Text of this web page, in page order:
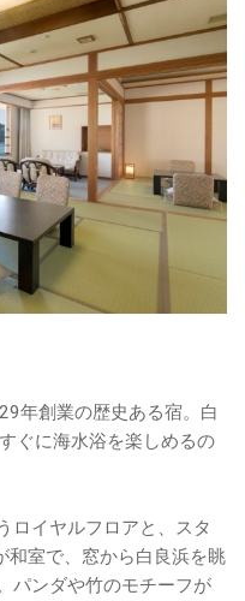
年創業の歴史ある宿。白
ぐに海水浴を楽しめるの
ロイヤルフロアと、スタ
和室で、窓から白良浜を眺
パンダや竹のモチーフが